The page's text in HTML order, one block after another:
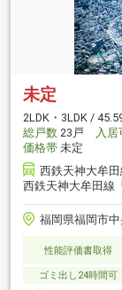
未定
2LDK・3LDK /
総戸数 23戸 入居
価格帯 未定
西鉄天神大牟
西鉄天神大牟田線
福岡県福岡市中
性能評価書取得
ゴミ出し24時間可